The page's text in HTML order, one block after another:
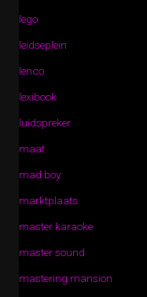
lego
leidseplein
lenco
lexibook
luidspreker
maat
mad boy
marktplaats
master karaoke
master sound
mastering mansion